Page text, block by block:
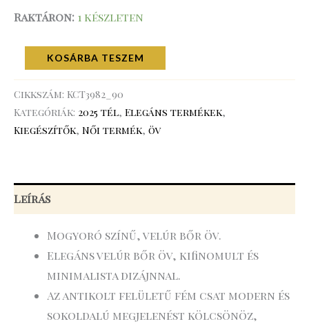
Raktáron: 1 készleten
KOSÁRBA TESZEM
Cikkszám: KCT3982_90
Kategóriák: 2025 tél, Elegáns termékek,
Kiegészítők, Női termék, öv
Leírás
Mogyoró színű, velúr bőr öv.
Elegáns velúr bőr öv, kifinomult és
minimalista dizájnnal.
Az antikolt felületű fém csat modern és
sokoldalú megjelenést kölcsönöz,